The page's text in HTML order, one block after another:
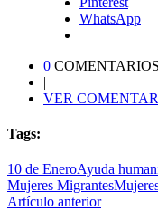
WhatsApp
0 COMENTARIOS
|
VER
Tags:
10 de EneroAyuda
Mujeres Migrantes
Artículo anterior